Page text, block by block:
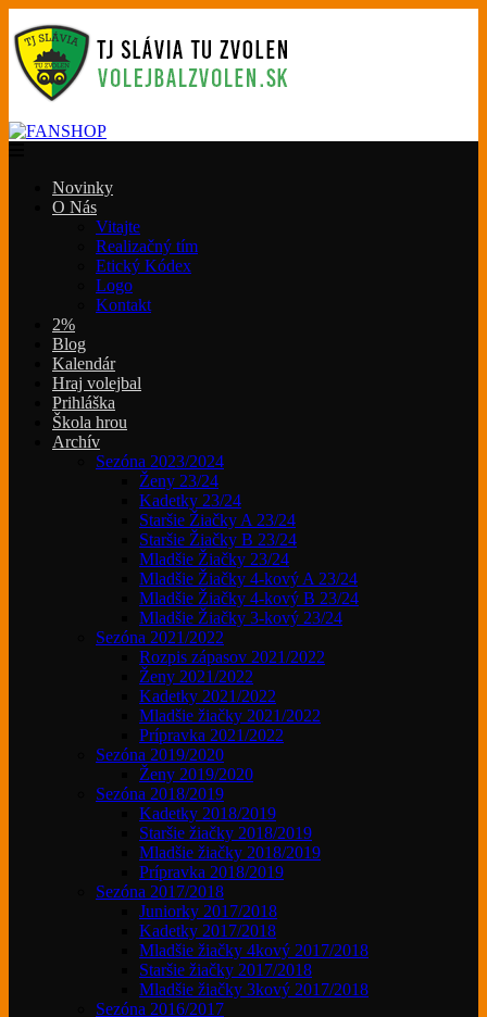
Novinky
O Nás
Vitajte
Realizačný tím
Etický Kódex
Logo
Kontakt
2%
Blog
Kalendár
Hraj volejbal
Prihláška
Škola hrou
Archív
Sezóna 2023/2024
Ženy 23/24
Kadetky 23/24
Staršie Žiačky A 23/24
Staršie Žiačky B 23/24
Mladšie Žiačky 23/24
Mladšie Žiačky 4-kový A 23/24
Mladšie Žiačky 4-kový B 23/24
Mladšie Žiačky 3-kový 23/24
Sezóna 2021/2022
Rozpis zápasov 2021/2022
Ženy 2021/2022
Kadetky 2021/2022
Mladšie žiačky 2021/2022
Prípravka 2021/2022
Sezóna 2019/2020
Ženy 2019/2020
Sezóna 2018/2019
Kadetky 2018/2019
Staršie žiačky 2018/2019
Mladšie žiačky 2018/2019
Prípravka 2018/2019
Sezóna 2017/2018
Juniorky 2017/2018
Kadetky 2017/2018
Mladšie žiačky 4kový 2017/2018
Staršie žiačky 2017/2018
Mladšie žiačky 3kový 2017/2018
Sezóna 2016/2017